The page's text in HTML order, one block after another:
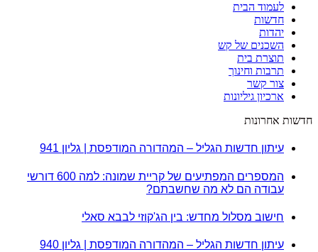
לעמוד הבית
חדשות
יהדות
השכנים של קש
תוצרת בית
תרבות וחינוך
צור קשר
ארכיון גיליונות
חדשות אחרונות
עיתון חדשות הגליל – המהדורה המודפסת | גליון 941
המספרים המפתיעים של קריית שמונה: למה 600 דורשי
עבודה הם לא מה שחשבתם?
חישוב מסלול מחדש: בין הג'קוזי לבבא סאלי
עיתון חדשות הגליל – המהדורה המודפסת | גליון 940